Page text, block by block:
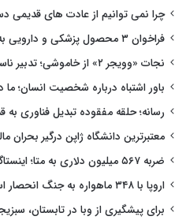
چرا نمی توانیم از عادت های قدیمی
فراخوان ۳ محصول پزشکی و دارویی به دلیل خطرهای کیفی و ایمنی
نجات «وویجر ۲» از خاموشی؛ تدبیر ناسا برای حفظ کاوشگر ۴۸ ساله
باور اشتباه درباره شخصیت انسان؛
رسانه؛ حلقه مفقوده تبدیل فناوری
معتبرترین دانشگاه ژاپن درگیر بحران
ضربه ۵۶۷ میلیون دلاری به متا؛ اینستاگرام زیر تیغ دادگاه
اروپا با ۳۴۸ ماهواره به جنگ انحصار استارلینک می‌رود
برای پیشگیری از وبا در تابستان،